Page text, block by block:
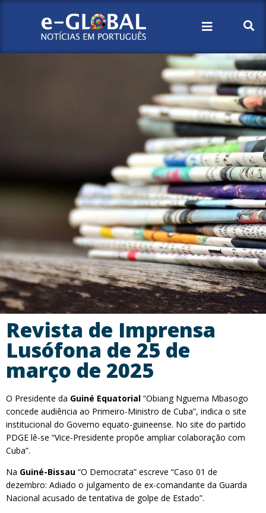
Revista de Imprensa
Lusófona de 25 de
março de 2025
O Presidente da Guiné Equatorial “Obiang Nguema Mbasogo
concede audiência ao Primeiro-Ministro de Cuba”, indica o site
institucional do Governo equato-guineense. No site do partido
PDGE lê-se “Vice-Presidente propõe ampliar colaboração com
Cuba”.
Na Guiné-Bissau “O Democrata” escreve “Caso 01 de
dezembro: Adiado o julgamento de ex-comandante da Guarda
Nacional acusado de tentativa de golpe de Estado”.